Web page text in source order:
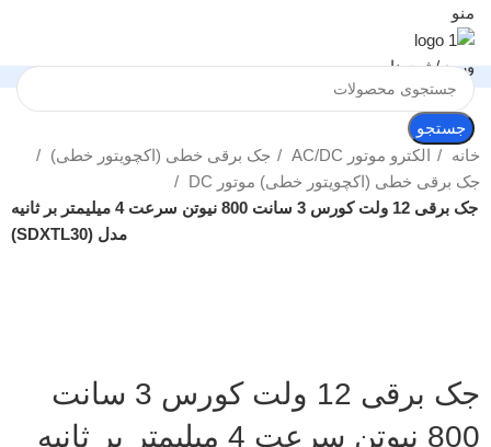
منو
ورود / ثبت نام
جستجو
خانه
الکترو موتور AC/DC
جک برقی خطی (اکچویتور خطی)
جک برقی خطی (اکچویتور خطی) موتور DC
جک برقی 12 ولت کورس 3 سانت 800 نیوتن سرعت 4 میلیمتر بر ثانیه
مدل (SDXTL30)
جک برقی 12 ولت کورس 3 سانت
800 نیوتن سرعت 4 میلیمتر بر ثانیه